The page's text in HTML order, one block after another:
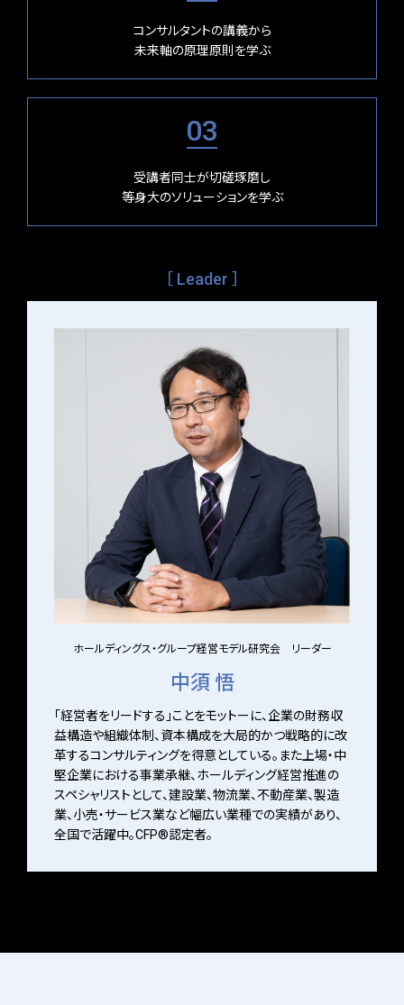
コンサルタントの講義から
未来軸の原理原則を学ぶ
03
受講者同士が切磋琢磨し
等身大のソリューションを学ぶ
［ Leader ］
ホールディングス・グループ経営モデル研究会 リーダー
中須 悟
「経営者をリードする」ことをモットーに、企業の財務収
益構造や組織体制、資本構成を大局的かつ戦略的に改
革するコンサルティングを得意としている。また上場・中
堅企業における事業承継、ホールディング経営推進の
スペシャリストとして、建設業、物流業、不動産業、製造
業、小売・サービス業など幅広い業種での実績があり、
全国で活躍中。CFP®認定者。